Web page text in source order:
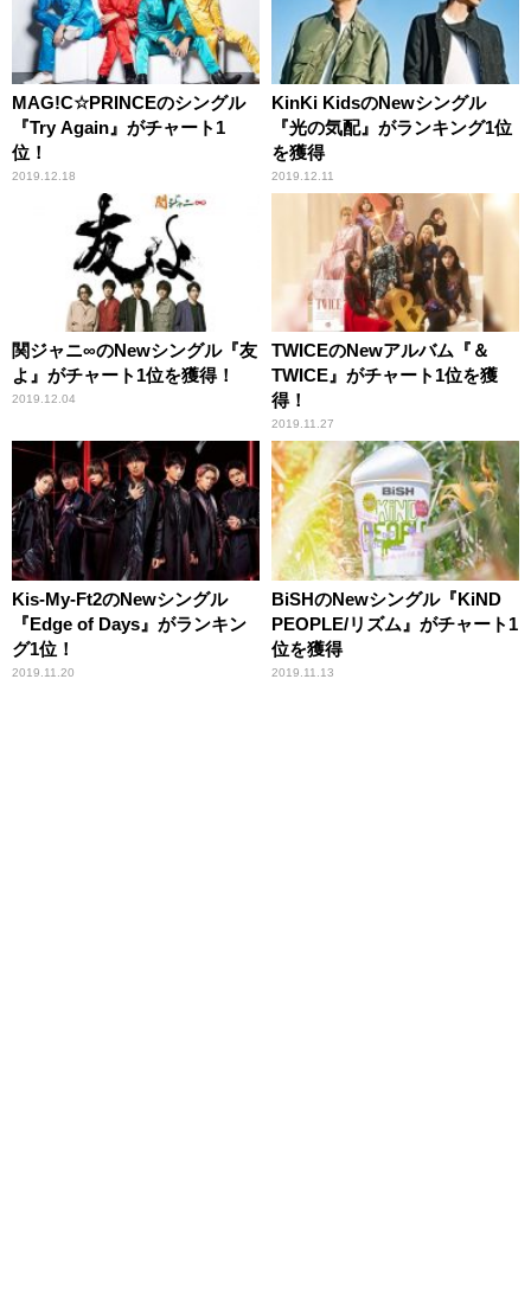
MAG!C☆PRINCEのシングル
『Try Again』がチャート1
位！
2019.12.18
KinKi KidsのNewシングル
『光の気配』がランキング1位
を獲得
2019.12.11
関ジャニ∞のNewシングル『友
よ』がチャート1位を獲得！
2019.12.04
TWICEのNewアルバム『＆
TWICE』がチャート1位を獲
得！
2019.11.27
Kis-My-Ft2のNewシングル
『Edge of Days』がランキン
グ1位！
2019.11.20
BiSHのNewシングル『KiND
PEOPLE/リズム』がチャート1
位を獲得
2019.11.13